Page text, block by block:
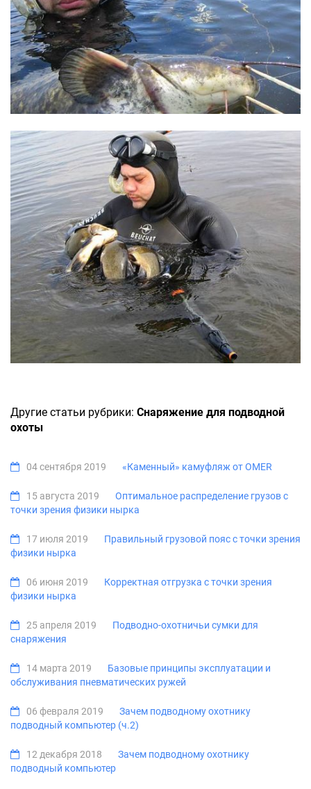
Другие статьи рубрики: Снаряжение для подводной
охоты
04 сентября 2019 «Каменный» камуфляж от OMER
15 августа 2019
Оптимальное распределение грузов с
точки зрения физики нырка
17 июля 2019
Правильный грузовой пояс с точки зрения
физики нырка
06 июня 2019
Корректная отгрузка с точки зрения
физики нырка
25 апреля 2019
Подводно-охотничьи сумки для
снаряжения
14 марта 2019
Базовые принципы эксплуатации и
обслуживания пневматических ружей
06 февраля 2019
Зачем подводному охотнику
подводный компьютер (ч.2)
12 декабря 2018
Зачем подводному охотнику
подводный компьютер